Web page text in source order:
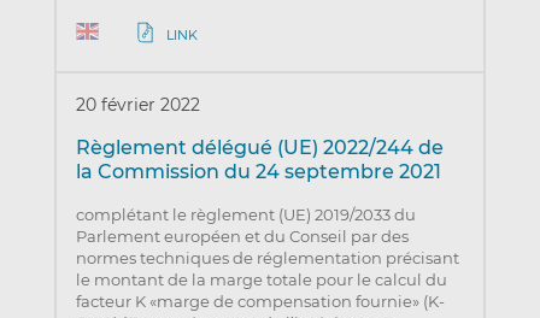
LINK
20 février 2022
Règlement délégué (UE) 2022/244 de
la Commission du 24 septembre 2021
complétant le règlement (UE) 2019/2033 du
Parlement européen et du Conseil par des
normes techniques de réglementation précisant
le montant de la marge totale pour le calcul du
facteur K «marge de compensation fournie» (K-